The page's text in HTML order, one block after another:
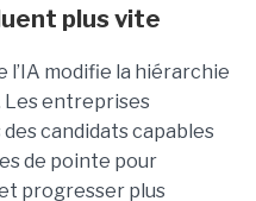
plus vite
l’IA modifie la hiérarchie
entreprises
candidats capables
de pointe pour
progresser plus